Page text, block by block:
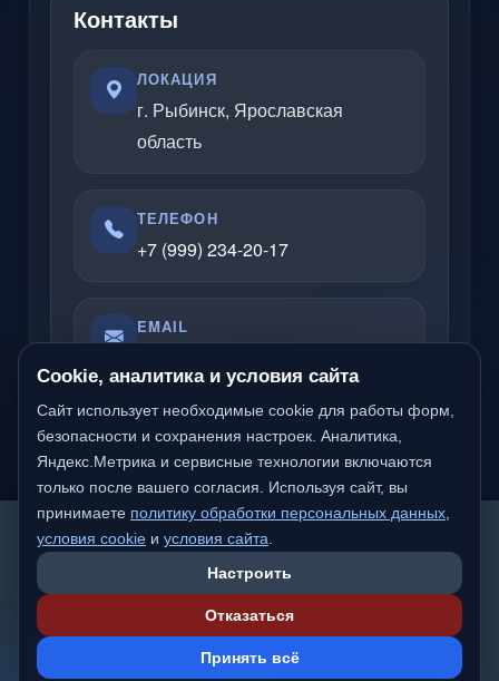
We detected you are likely not from a Russian-
speaking region. Would you like to switch to the
international version of the site?
Switch to International
Stay on
Контакты
ЛОКАЦИЯ
г. Рыбинск, Ярославская
область
ТЕЛЕФОН
+7 (999) 234-20-17
EMAIL
Отвечаю по вопросам услуг, сайтов,
серверов, облачных решений и
компьютерной помощи.
Надёжный частный специалист
Работаю официально
Сделано с вниманием к качеству и деталям
Cookie, аналитика и условия сайта
Сайт использует необходимые cookie для работы форм,
безопасности и сохранения настроек. Аналитика,
Яндекс.Метрика и сервисные технологии включаются
только после вашего согласия. Используя сайт, вы
принимаете политику обработки персональных данных
условия cookie и условия сайта
Настроить
Отказаться
Принять всё